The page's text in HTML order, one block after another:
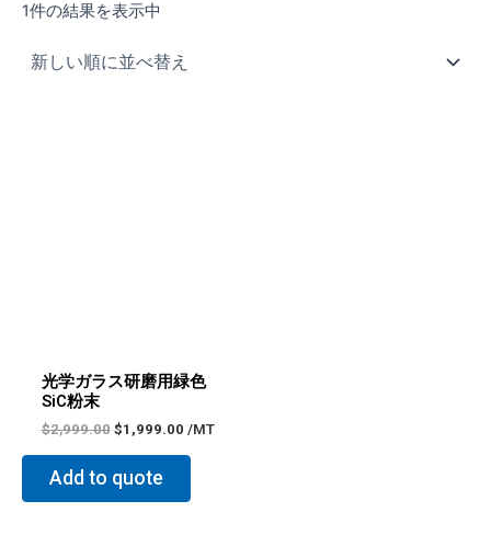
1件の結果を表示中
光学ガラス研磨用緑色
SiC粉末
$2,999.00 $1,999.00 /MT
Add to quote